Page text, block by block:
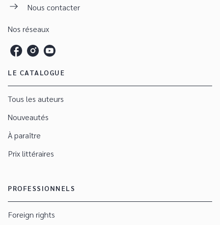
Nous contacter
Nos réseaux
LE CATALOGUE
Tous les auteurs
Nouveautés
À paraître
Prix littéraires
PROFESSIONNELS
Foreign rights